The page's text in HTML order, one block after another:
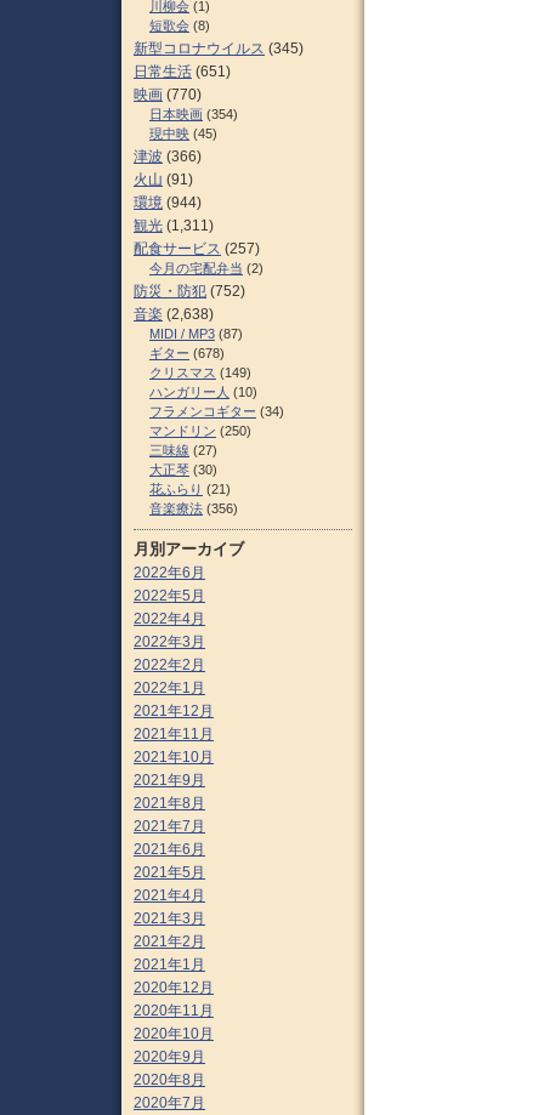
川柳会 (1)
短歌会 (8)
新型コロナウイルス (345)
日常生活 (651)
映画 (770)
日本映画 (354)
現中映 (45)
津波 (366)
火山 (91)
環境 (944)
観光 (1,311)
配食サービス (257)
今月の宅配弁当 (2)
防災・防犯 (752)
音楽 (2,638)
MIDI / MP3 (87)
ギター (678)
クリスマス (149)
ハンガリー人 (10)
フラメンコギター (34)
マンドリン (250)
三味線 (27)
大正琴 (30)
花ふらり (21)
音楽療法 (356)
月別アーカイブ
2022年6月
2022年5月
2022年4月
2022年3月
2022年2月
2022年1月
2021年12月
2021年11月
2021年10月
2021年9月
2021年8月
2021年7月
2021年6月
2021年5月
2021年4月
2021年3月
2021年2月
2021年1月
2020年12月
2020年11月
2020年10月
2020年9月
2020年8月
2020年7月